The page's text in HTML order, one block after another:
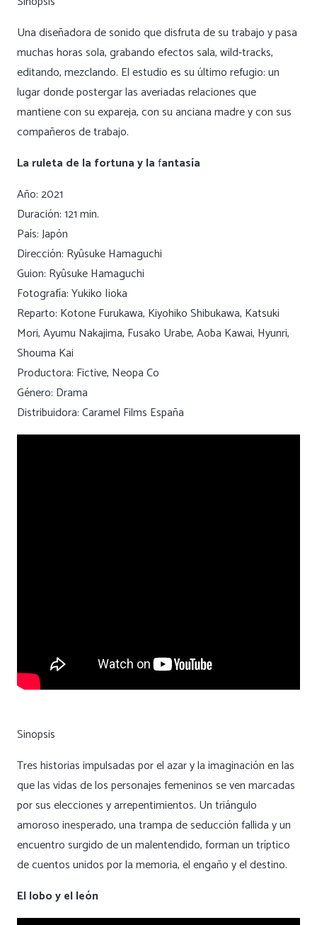
Una diseñadora de sonido que disfruta de su trabajo y pasa
muchas horas sola, grabando efectos sala, wild-tracks,
editando, mezclando. El estudio es su último refugio: un
lugar donde postergar las averiadas relaciones que
mantiene con su expareja, con su anciana madre y con sus
compañeros de trabajo.
La ruleta de la fortuna y lafantasía
Año: 2021
Duración: 121 min.
País: Japón
Dirección: Ryûsuke Hamaguchi
Guion: Ryûsuke Hamaguchi
Fotografía: Yukiko Iioka
Reparto: Kotone Furukawa, Kiyohiko Shibukawa, Katsuki
Mori, Ayumu Nakajima, Fusako Urabe, Aoba Kawai, Hyunri,
Shouma Kai
Productora: Fictive, Neopa Co
Género: Drama
Distribuidora: Caramel Films España
Sinopsis
Tres historias impulsadas por el azar y la imaginación en las
que las vidas de los personajes femeninos se ven marcadas
por sus elecciones y arrepentimientos. Un triángulo
amoroso inesperado, una trampa de seducción fallida y un
encuentro surgido de un malentendido, forman un tríptico
de cuentos unidos por la memoria, el engaño y el destino.
El lobo y el león